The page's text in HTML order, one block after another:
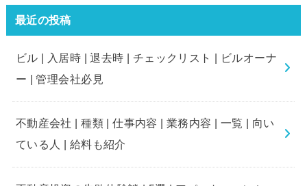
最近の投稿
ビル | 入居時 | 退去時 | チェックリスト | ビルオーナ
ー | 管理会社必見
不動産会社 | 種類 | 仕事内容 | 業務内容 | 一覧 | 向い
ている人 | 給料も紹介